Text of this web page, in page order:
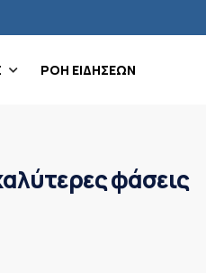
ΡΟΗ ΕΙΔΗΣΕΩΝ
φάσεις